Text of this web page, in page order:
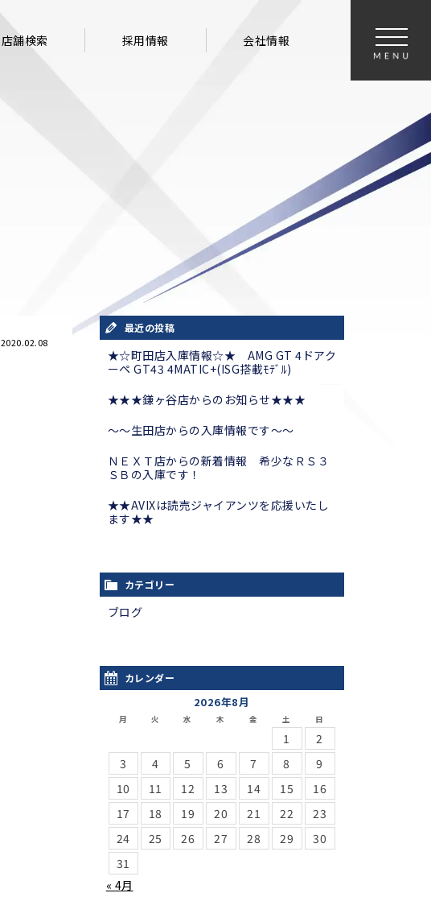
店舗検索 採用情報 会社情報
2020.02.08
最近の投稿
★☆町田店入庫情報☆★ AMG GT 4ドアク
ーペ GT43 4MATIC+(ISG搭載ﾓﾃﾞﾙ)
★★★鎌ヶ谷店からのお知らせ★★★
～～生田店からの入庫情報です～～
ＮＥＸＴ店からの新着情報 希少なＲＳ３
ＳＢの入庫です！
★★AVIXは読売ジャイアンツを応援いたし
ます★★
カテゴリー
ブログ
カレンダー
2026年8月
月 火 水 木 金 土 日
1
2
3
4 5 6 7 8
9
10
11 12 13 14 15
16
17
18 19 20 21 22
23
24
25 26 27 28 29
30
31
« 4月